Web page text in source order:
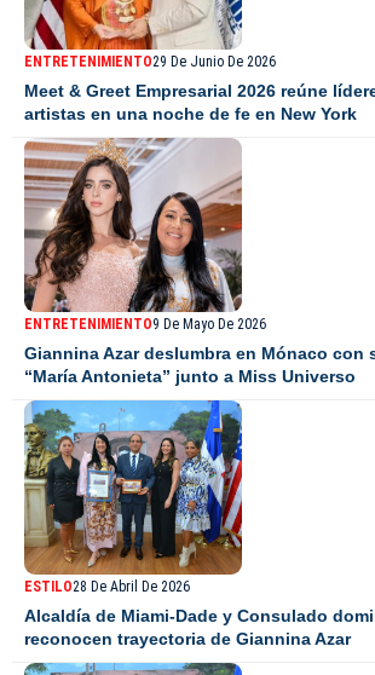
ENTRETENIMIENTO29 De Junio De 2026
Meet & Greet Empresarial 2026 reúne
artistas en una noche de fe en New York
ENTRETENIMIENTO9 De Mayo De 2026
Giannina Azar deslumbra en Mónaco con
“María Antonieta” junto a Miss Universo
ESTILO28 De Abril De 2026
Alcaldía de Miami-Dade y Consulado
reconocen trayectoria de Giannina Azar